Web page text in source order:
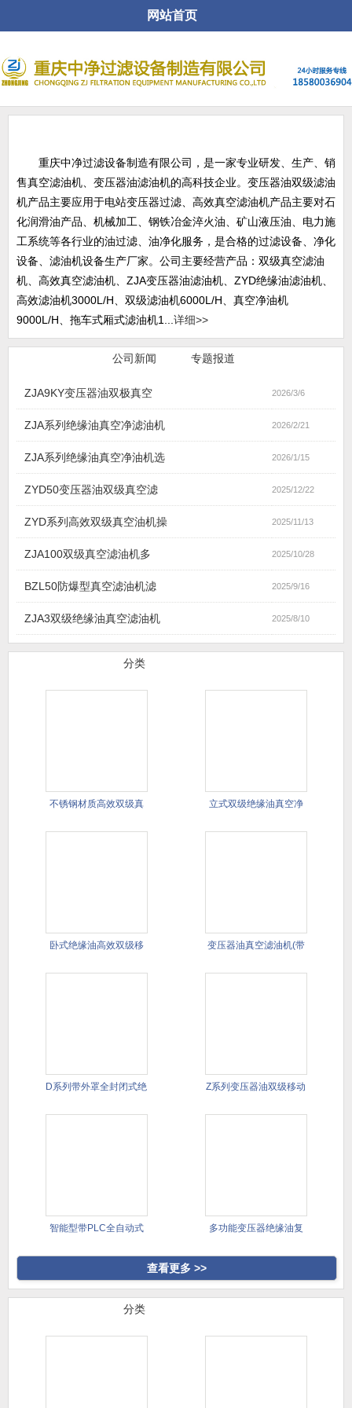
网站首页
重庆中净过滤设备制造有限公司，是一家专业研发、生产、销
售真空滤油机、变压器油滤油机的高科技企业。变压器油双级滤油
机产品主要应用于电站变压器过滤、高效真空滤油机产品主要对石
化润滑油产品、机械加工、钢铁冶金淬火油、矿山液压油、电力施
工系统等各行业的油过滤、油净化服务，是合格的过滤设备、净化
设备、滤油机设备生产厂家。公司主要经营产品：双级真空滤油
机、高效真空滤油机、ZJA变压器油滤油机、ZYD绝缘油滤油机、
高效滤油机3000L/H、双级滤油机6000L/H、真空净油机
9000L/H、拖车式厢式滤油机1... 详细>>
公司新闻 专题报道
ZJA9KY变压器油双极真空 2026/3/6
ZJA系列绝缘油真空净滤油机 2026/2/21
ZJA系列绝缘油真空净油机选 2026/1/15
ZYD50变压器油双级真空滤 2025/12/22
ZYD系列高效双级真空油机操 2025/11/13
ZJA100双级真空滤油机多 2025/10/28
BZL50防爆型真空滤油机滤 2025/9/16
ZJA3双级绝缘油真空滤油机 2025/8/10
分类
不锈钢材质高效双级真 立式双级绝缘油真空净
卧式绝缘油高效双级移 变压器油真空滤油机(带
D系列带外罩全封闭式绝 Z系列变压器油双级移动
智能型带PLC全自动式 多功能变压器绝缘油复
查看更多 >>
分类